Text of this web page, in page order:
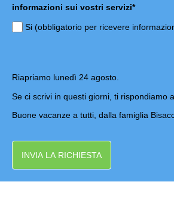
informazioni sui vostri servizi*
Si (obbligatorio per ricevere
Riapriamo lunedì 24 agosto.
Se ci scrivi in questi giorni, ti rispondiamo
Buone vacanze a tutti, dalla famiglia
INVIA LA RICHIESTA